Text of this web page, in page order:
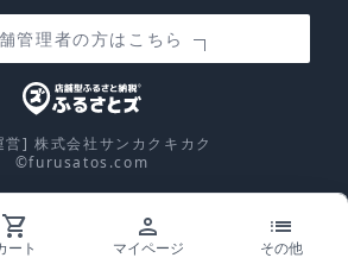
年1人が寄附しました！
管理者の方はこちら
営] 株式会社サンカクキカク
©furusatos.com
shopping_cart
ート
person
マイページ
list
その他
ュレーション